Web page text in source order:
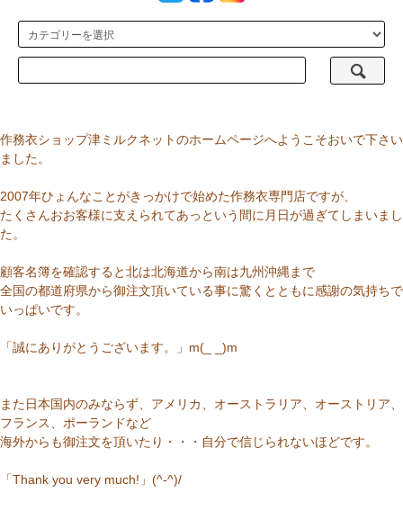
作務衣ショップ津ミルクネットのホームページへようこそおいで下さい
ました。
2007年ひょんなことがきっかけで始めた作務衣専門店ですが、
たくさんおお客様に支えられてあっという間に月日が過ぎてしまいまし
た。
顧客名簿を確認すると北は北海道から南は九州沖縄まで
全国の都道府県から御注文頂いている事に驚くとともに感謝の気持ちで
いっぱいです。
「誠にありがとうございます。」m(_ _)m
また日本国内のみならず、アメリカ、オーストラリア、オーストリア、
フランス、ポーランドなど
海外からも御注文を頂いたり・・・自分で信じられないほどです。
「Thank you very much!」(^-^)/